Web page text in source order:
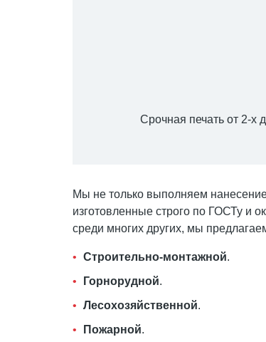
Срочная печать от 2-х
Мы не только выполняем
изготовленные строго по ГОСТу и
среди многих других, мы
Строительно-монтажной.
Горнорудной.
Лесохозяйственной.
Пожарной.